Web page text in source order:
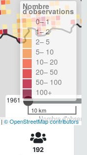
1961
Nombre
Nombre
d'observations
0– 1
1– 2
2– 5
5– 10
10– 20
20– 50
50– 100
100+
10 km
| © OpenStreetMap contributors
192